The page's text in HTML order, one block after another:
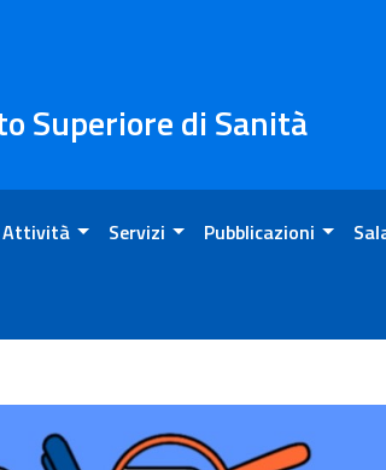
Superiore di Sanità
Attività Servizi Pubblicazioni